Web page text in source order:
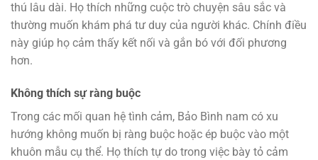
thú lâu dài. Họ thích những cuộc trò chuyện sâu sắc và
thường muốn khám phá tư duy của người khác. Chính điều
này giúp họ cảm thấy kết nối và gắn bó với đối phương
hơn.
Không thích sự ràng buộc
Trong các mối quan hệ tình cảm, Bảo Bình nam có xu
hướng không muốn bị ràng buộc hoặc ép buộc vào một
khuôn mẫu cụ thể. Họ thích tự do trong việc bày tỏ cảm